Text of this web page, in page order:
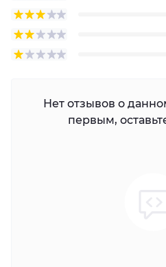
Нет отзывов о
первым,